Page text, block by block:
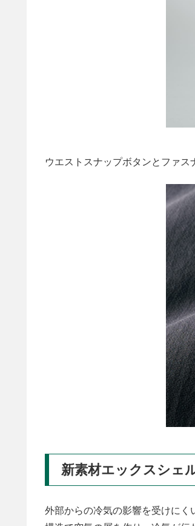
ウエストスナップボタンとファス
新素材エックスシェ
外部からの冷気の影響を受けに